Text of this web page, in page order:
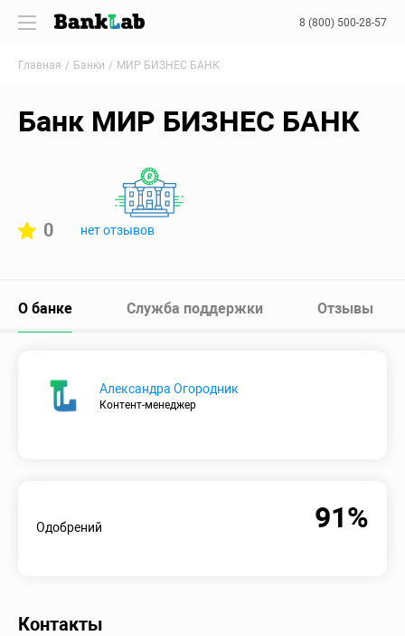
8 (800) 500-28-57
Главная Банки МИР БИЗНЕС БАНК
Банк МИР БИЗНЕС БАНК
0 нет отзывов
О банке Служба поддержки Отзывы
Александра Огородник
Контент-менеджер
Одобрений 91%
Контакты